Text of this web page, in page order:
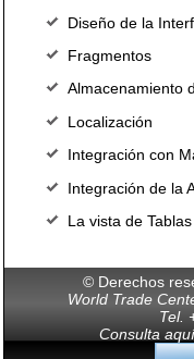
Diseño de la
Fragmentos
Almacenamiento
Localización
Integración con
Integración de la
La vista de Tablas
© Derechos
World Trade
Tel.
Consulta